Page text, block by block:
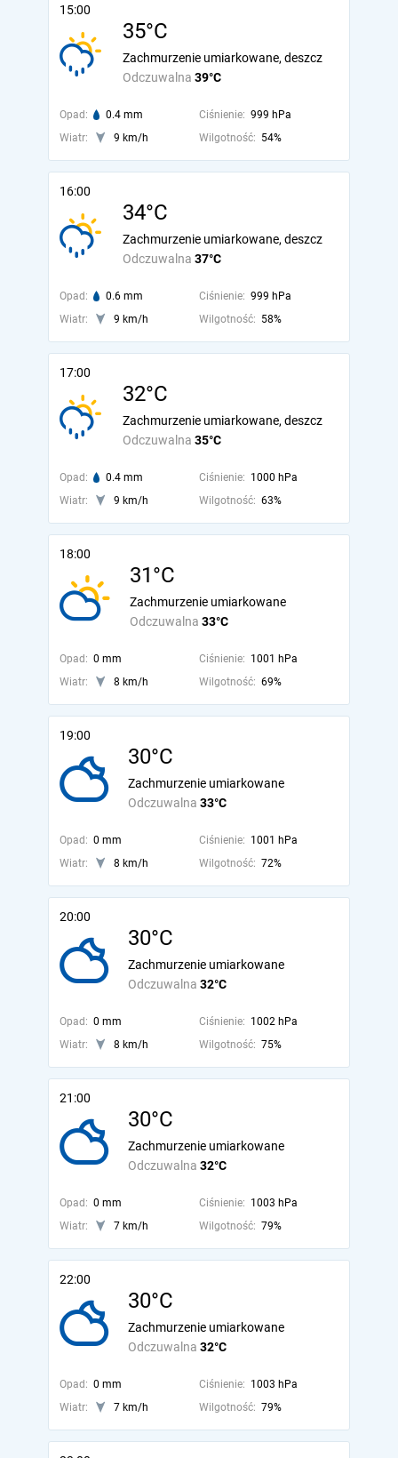
15:00
35°C
Odczuwalna 39°C
Zachmurzenie umiarkowane, deszcz
Opad: 0.4 mm Ciśnienie: 999 hPa
Wiatr:
9 km/h Wilgotność: 54%
16:00
34°C
Odczuwalna 37°C
Zachmurzenie umiarkowane, deszcz
Opad: 0.6 mm Ciśnienie: 999 hPa
Wiatr:
9 km/h Wilgotność: 58%
17:00
32°C
Odczuwalna 35°C
Zachmurzenie umiarkowane, deszcz
Opad: 0.4 mm Ciśnienie: 1000 hPa
Wiatr:
9 km/h Wilgotność: 63%
18:00
31°C
Odczuwalna 33°C
Zachmurzenie umiarkowane
Opad: 0 mm Ciśnienie: 1001 hPa
Wiatr:
8 km/h Wilgotność: 69%
19:00
30°C
Odczuwalna 33°C
Zachmurzenie umiarkowane
Opad: 0 mm Ciśnienie: 1001 hPa
Wiatr:
8 km/h Wilgotność: 72%
20:00
30°C
Odczuwalna 32°C
Zachmurzenie umiarkowane
Opad: 0 mm Ciśnienie: 1002 hPa
Wiatr:
8 km/h Wilgotność: 75%
21:00
30°C
Odczuwalna 32°C
Zachmurzenie umiarkowane
Opad: 0 mm Ciśnienie: 1003 hPa
Wiatr:
7 km/h Wilgotność: 79%
22:00
30°C
Odczuwalna 32°C
Zachmurzenie umiarkowane
Opad: 0 mm Ciśnienie: 1003 hPa
Wiatr:
7 km/h Wilgotność: 79%